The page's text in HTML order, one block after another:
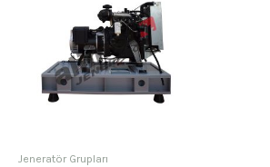
Jeneratör Grupları